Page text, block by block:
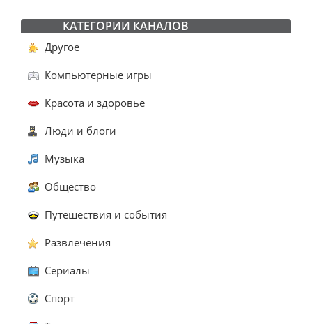
КАТЕГОРИИ КАНАЛОВ
Другое
Компьютерные игры
Красота и здоровье
Люди и блоги
Музыка
Общество
Путешествия и события
Развлечения
Сериалы
Спорт